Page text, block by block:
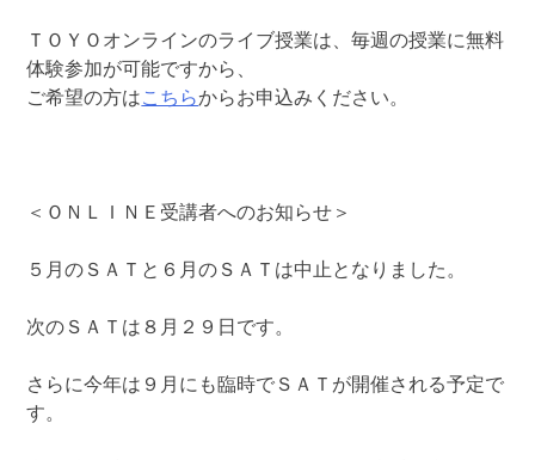
ＴＯＹＯオンラインのライブ授業は、毎週の授業に無料
体験参加が可能ですから、
ご希望の方はこちらからお申込みください。
＜ＯＮＬＩＮＥ受講者へのお知らせ＞
５月のＳＡＴと６月のＳＡＴは中止となりました。
次のＳＡＴは８月２９日です。
さらに今年は９月にも臨時でＳＡＴが開催される予定で
す。